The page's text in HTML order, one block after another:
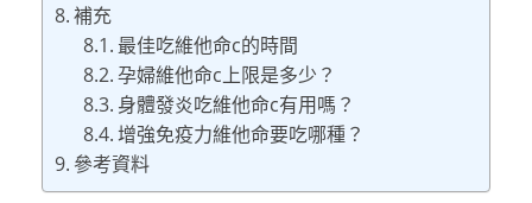
補充
最佳吃維他命c的時間
孕婦維他命c上限是多少？
身體發炎吃維他命c有用嗎？
增強免疫力維他命要吃哪種？
參考資料